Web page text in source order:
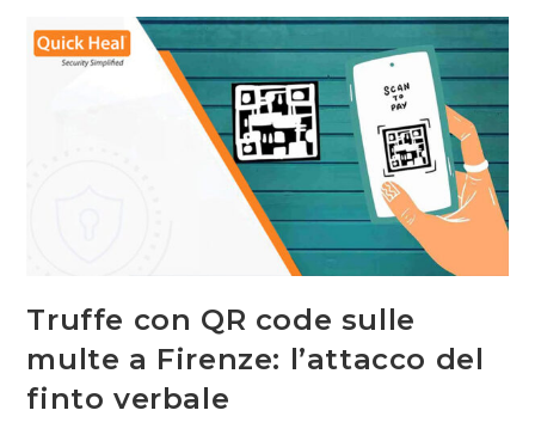
Truffe con QR code sulle
multe a Firenze: l’attacco del
finto verbale